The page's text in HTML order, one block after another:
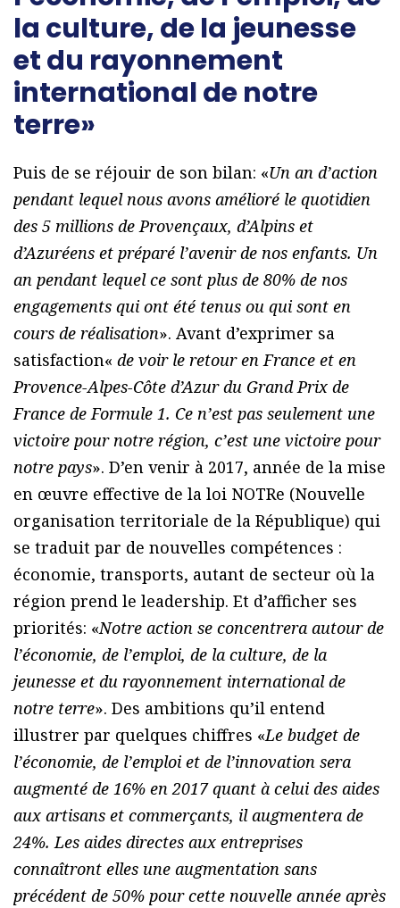
la culture, de la jeunesse
et du rayonnement
international de notre
terre»
Puis de se réjouir de son bilan: «Un an d’action
pendant lequel nous avons amélioré le quotidien
des 5 millions de Provençaux, d’Alpins et
d’Azuréens et préparé l’avenir de nos enfants. Un
an pendant lequel ce sont plus de 80% de nos
engagements qui ont été tenus ou qui sont en
cours de réalisation». Avant d’exprimer sa
satisfaction« de voir le retour en France et en
Provence-Alpes-Côte d’Azur du Grand Prix de
France de Formule 1. Ce n’est pas seulement une
victoire pour notre région, c’est une victoire pour
notre pays». D’en venir à 2017, année de la mise
en œuvre effective de la loi NOTRe (Nouvelle
organisation territoriale de la République) qui
se traduit par de nouvelles compétences :
économie, transports, autant de secteur où la
région prend le leadership. Et d’afficher ses
priorités: «Notre action se concentrera autour de
l’économie, de l’emploi, de la culture, de la
jeunesse et du rayonnement international de
notre terre». Des ambitions qu’il entend
illustrer par quelques chiffres «Le budget de
l’économie, de l’emploi et de l’innovation sera
augmenté de 16% en 2017 quant à celui des aides
aux artisans et commerçants, il augmentera de
24%. Les aides directes aux entreprises
connaîtront elles une augmentation sans
précédent de 50% pour cette nouvelle année après